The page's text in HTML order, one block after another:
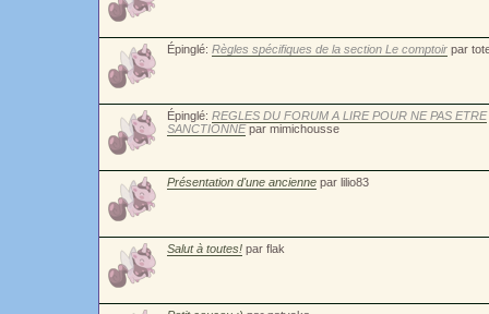
Épinglé:Règles spécifiques de la section Le comptoir par
Épinglé:REGLES DU FORUM A LIRE POUR NE PAS ETRE
SANCTIONNE par mimichousse
Présentation d'une ancienne par lilio83
Salut à toutes! par flak